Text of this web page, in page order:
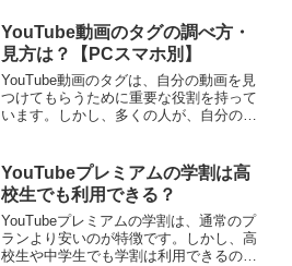
しょう！自分が作成したミックスリスト
（再生リスト）を削...
YouTube動画のタグの調べ方・
見方は？【PCスマホ別】
YouTube動画のタグは、自分の動画を見
つけてもらうために重要な役割を持って
います。しかし、多くの人が、自分の動
YouTube動画のタグの調べ方について解
説します。有名Y...
YouTubeプレミアムの学割は高
校生でも利用できる？
YouTubeプレミアムの学割は、通常のプ
ランより安いのが特徴です。しかし、高
校生や中学生でも学割は利用できるので